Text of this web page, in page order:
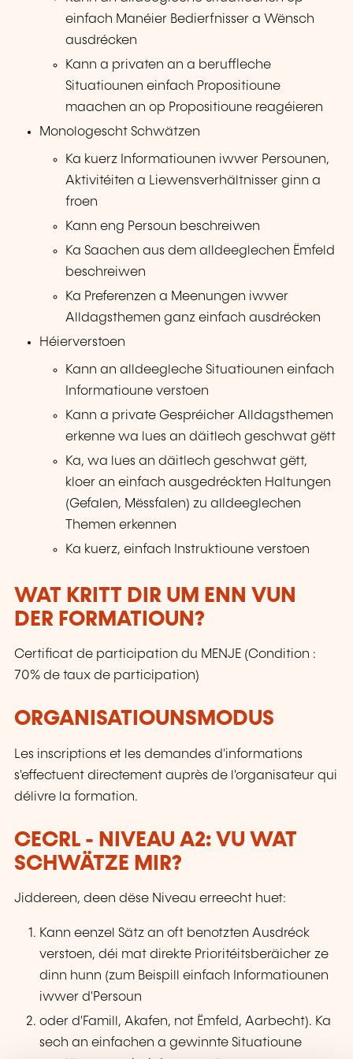
einfach Manéier Bedierfnisser a Wënsch
ausdrécken
Kann a privaten an a beruffleche
Situatiounen einfach Propositioune
maachen an op Propositioune reagéieren
Monologescht Schwätzen
Ka kuerz Informatiounen iwwer Persounen,
Aktivitéiten a Liewensverhältnisser ginn a
froen
Kann eng Persoun beschreiwen
Ka Saachen aus dem alldeeglechen Ëmfeld
beschreiwen
Ka Preferenzen a Meenungen iwwer
Alldagsthemen ganz einfach ausdrécken
Héierverstoen
Kann an alldeegleche Situatiounen einfach
Informatioune verstoen
Kann a private Gespréicher Alldagsthemen
erkenne wa lues an däitlech geschwat gëtt
Ka, wa lues an däitlech geschwat gëtt,
kloer an einfach ausgedréckten Haltungen
(Gefalen, Mëssfalen) zu alldeeglechen
Themen erkennen
Ka kuerz, einfach Instruktioune verstoen
WAT KRITT DIR UM ENN VUN
DER FORMATIOUN?
Certificat de participation du MENJE (Condition :
70% de taux de participation)
ORGANISATIOUNSMODUS
Les inscriptions et les demandes d'informations
s'effectuent directement auprès de l'organisateur qui
délivre la formation.
CECRL - NIVEAU A2: VU WAT
SCHWÄTZE MIR?
Jiddereen, deen dëse Niveau erreecht huet:
Kann eenzel Sätz an oft benotzten Ausdréck
verstoen, déi mat direkte Prioritéitsberäicher ze
dinn hunn (zum Beispill einfach Informatiounen
iwwer d'Persoun
oder d'Famill, Akafen, not Ëmfeld, Aarbecht). Ka
sech an einfachen a gewinnte Situatioune